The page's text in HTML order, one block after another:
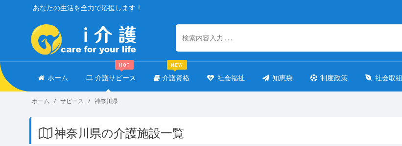
あなたの生活を全力で応援します！
ホーム 介護サビース
HOT
介護資格
NEW
社会福祉 知恵袋 制度政策 社会取組
ホーム サビース 神奈川県
神奈川県の介護施設一覧